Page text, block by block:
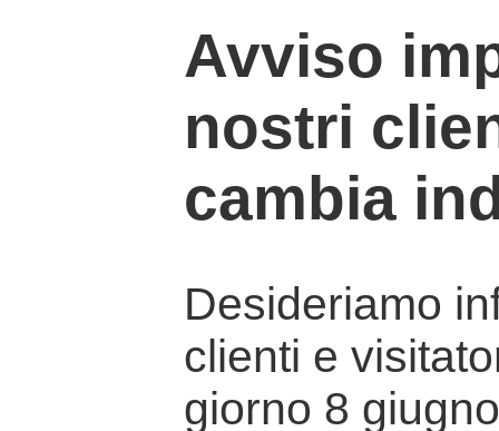
Avviso
nostri
cambia
Desideriamo
clienti e
giorno 8